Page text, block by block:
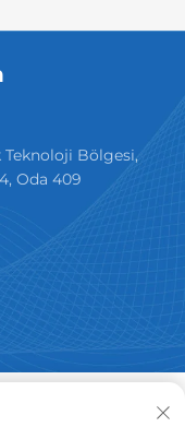
Teknoloji Bölgesi,
Oda 409